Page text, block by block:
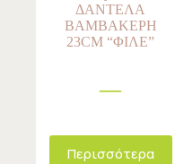
ΔΑΝΤΕΛΑ
ΒΑΜΒΑΚΕΡΗ
23CM “ΦΙΛΕ”
—
Περισσότερα